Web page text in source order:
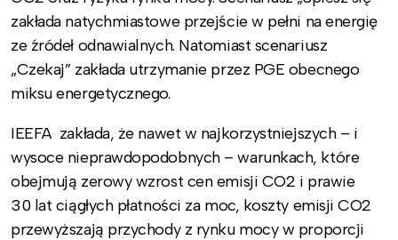
zakłada natychmiastowe przejście w pełni na energię
ze źródeł odnawialnych. Natomiast scenariusz
„Czekaj” zakłada utrzymanie przez PGE obecnego
miksu energetycznego.
IEEFA zakłada, że nawet w najkorzystniejszych – i
wysoce nieprawdopodobnych – warunkach, które
obejmują zerowy wzrost cen emisji CO2 i prawie
30 lat ciągłych płatności za moc, koszty emisji CO2
przewyższają przychody z rynku mocy w proporcji